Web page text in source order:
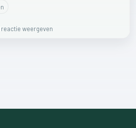
reactie weergeven